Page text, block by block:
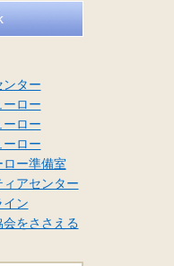
ター
ロー
ロー
ロー
ー準備室
アセンター
イン
をささえる